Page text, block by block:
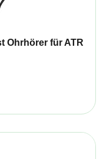
Ohrhörer für ATR